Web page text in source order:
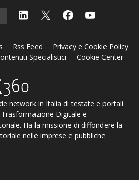
Rss Feed
Privacy e Cookie Policy
Specialistici
Cookie Center
network in Italia di testate e portali
Digitale e
Ha la missione di diffondere la
nelle imprese e pubbliche